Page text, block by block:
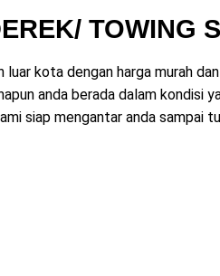
TOWING
kota dengan harga murah
anda berada dalam kondisi
siap mengantar anda sampai